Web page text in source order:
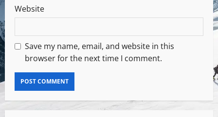
Website
Save my name, email, and website in this
browser for the next time I comment.